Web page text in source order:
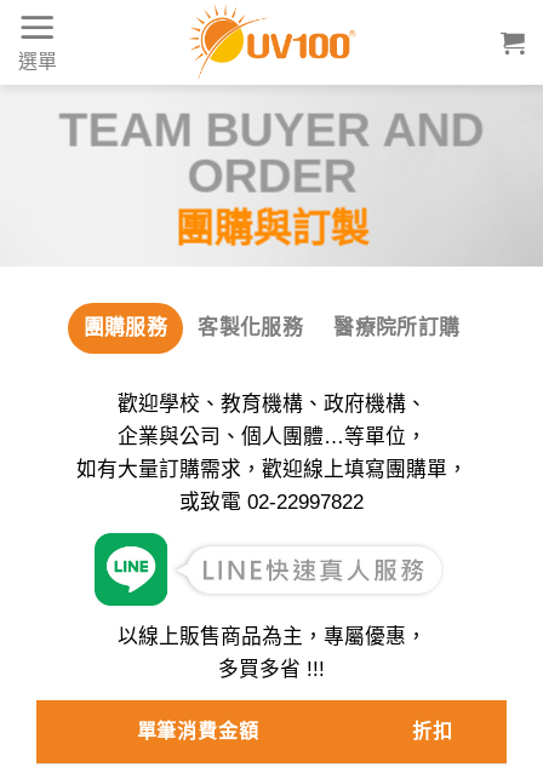
Skip
content
選單
UV100 團體服訂製：專
TEAM BUYER AND
ORDER
團購與訂製
團購服務 客製化服務 醫療院所訂購
歡迎學校、教育機構、政府機構、
企業與公司、個人團體…等單位，
如有大量訂購需求，歡迎線上填寫團購單，
或致電 02-22997822
以線上販售商品為主，專屬優惠，
多買多省 !!!
單筆消費金額 折扣